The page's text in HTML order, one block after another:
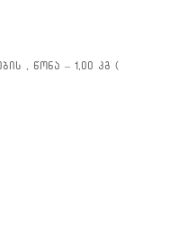
, წონა – 1,00 კგ (